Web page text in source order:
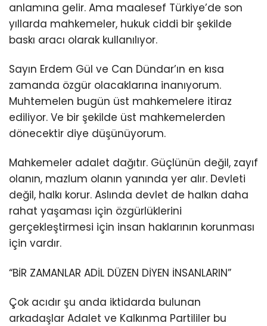
anlamına gelir. Ama maalesef Türkiye’de son
yıllarda mahkemeler, hukuk ciddi bir şekilde
baskı aracı olarak kullanılıyor.
Sayın Erdem Gül ve Can Dündar’ın en kısa
zamanda özgür olacaklarına inanıyorum.
Muhtemelen bugün üst mahkemelere itiraz
ediliyor. Ve bir şekilde üst mahkemelerden
dönecektir diye düşünüyorum.
Mahkemeler adalet dağıtır. Güçlünün değil, zayıf
olanın, mazlum olanın yanında yer alır. Devleti
değil, halkı korur. Aslında devlet de halkın daha
rahat yaşaması için özgürlüklerini
gerçekleştirmesi için insan haklarının korunması
için vardır.
“BİR ZAMANLAR ADİL DÜZEN DİYEN İNSANLARIN”
Çok acıdır şu anda iktidarda bulunan
arkadaşlar Adalet ve Kalkınma Partililer bu